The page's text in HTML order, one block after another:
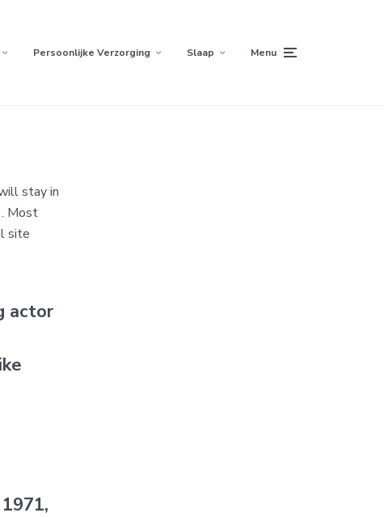
Persoonlijke Verzorging Slaap Menu
stay in
Most
site
actor